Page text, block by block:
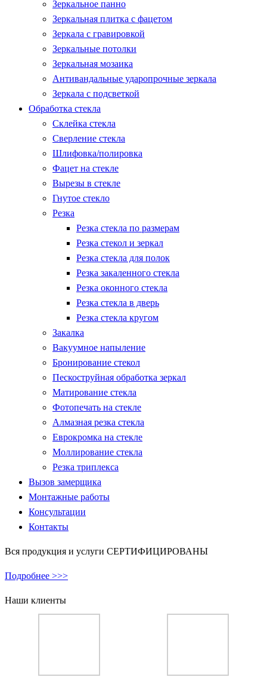
Зеркальное панно
Зеркальная плитка с фацетом
Зеркала с гравировкой
Зеркальные потолки
Зеркальная мозаика
Антивандальные ударопрочные зеркала
Зеркала с подсветкой
Обработка стекла
Склейка стекла
Сверление стекла
Шлифовка/полировка
Фацет на стекле
Вырезы в стекле
Гнутое стекло
Резка
Резка стекла по размерам
Резка стекол и зеркал
Резка стекла для полок
Резка закаленного стекла
Резка оконного стекла
Резка стекла в дверь
Резка стекла кругом
Закалка
Вакуумное напыление
Бронирование стекол
Пескоструйная обработка зеркал
Матирование стекла
Фотопечать на стекле
Алмазная резка стекла
Еврокромка на стекле
Моллирование стекла
Резка триплекса
Вызов замерщика
Монтажные работы
Консультации
Контакты
Вся продукция и услуги СЕРТИФИЦИРОВАНЫ
Подробнее >>>
Наши клиенты